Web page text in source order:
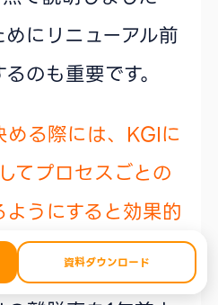
にリニューアル前
のも重要です。
る際には、KGIに
てプロセスごとの
うにすると効果的
資料ダウンロード